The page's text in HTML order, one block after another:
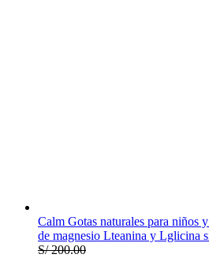
Calm Gotas naturales para niños
de magnesio Lteanina y Lglicina
S/200.00